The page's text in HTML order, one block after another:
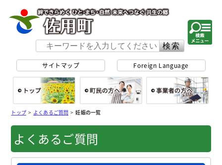
サイトマップ Foreign Language
総合トップ
トップ> よくあるご質問>妊娠の一覧
よくあるご質問